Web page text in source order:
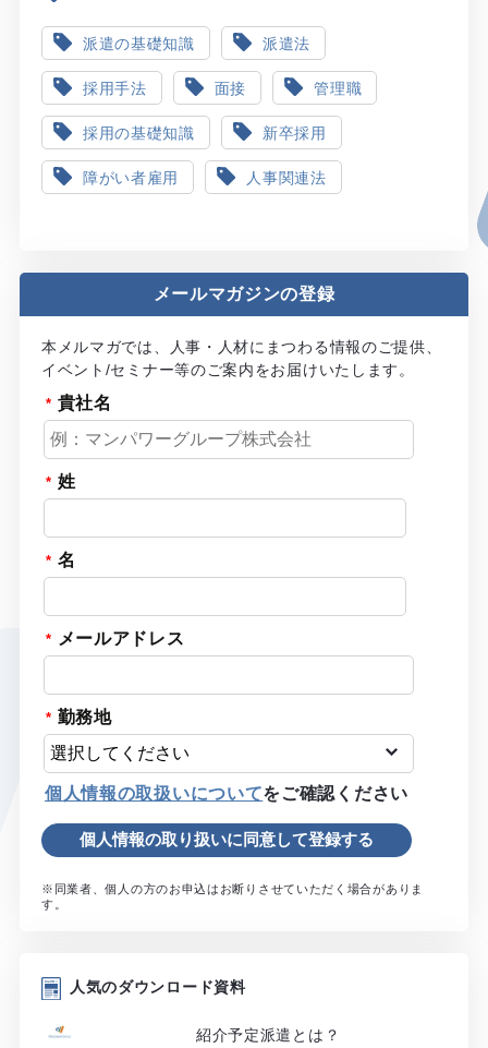
派遣の基礎知識 派遣法
採用手法 面接 管理職
採用の基礎知識 新卒採用
障がい者雇用 人事関連法
メールマガジンの登録
本メルマガでは、人事・人材にまつわる情報のご提供、
イベント/セミナー等のご案内をお届けいたします。
貴社名
姓
名
メールアドレス
勤務地
個人情報の取扱いについてをご確認ください
※同業者、個人の方のお申込はお断りさせていただく場合がありま
す。
人気のダウンロード資料
紹介予定派遣とは？